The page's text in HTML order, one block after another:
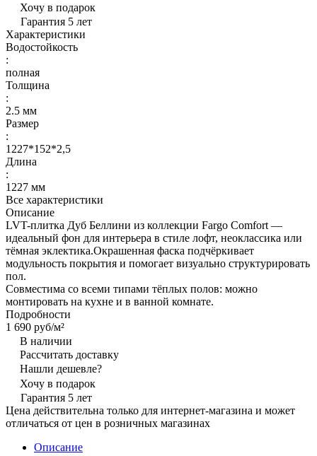
Хочу в подарок
Гарантия 5 лет
Характеристики
Водостойкость
:
полная
Толщина
:
2.5 мм
Размер
:
1227*152*2,5
Длина
:
1227 мм
Все характеристики
Описание
LVT-плитка Дуб Беллини из коллекции Fargo Comfort —
идеальный фон для интерьера в стиле лофт, неоклассика или
тёмная эклектика.Окрашенная фаска подчёркивает
модульность покрытия и помогает визуально структурировать
пол.
Совместима со всеми типами тёплых полов: можно
монтировать на кухне и в ванной комнате.
Подробности
1 690 руб/м²
В наличии
Рассчитать доставку
Нашли дешевле?
Хочу в подарок
Гарантия 5 лет
Цена действительна только для интернет-магазина и может
отличаться от цен в розничных магазинах
Описание